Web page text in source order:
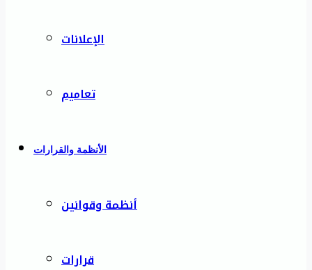
الإعلانات
تعاميم
الأنظمة والقرارات
أنظمة وقوانين
قرارات